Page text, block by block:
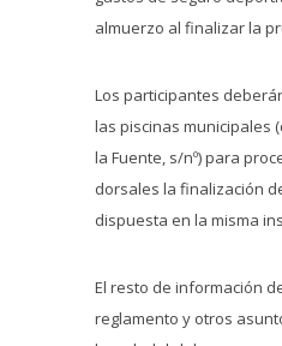
almuerzo al finalizar la
Los participantes
las piscinas municipales
la Fuente, s/nº) para
dorsales la finalización
dispuesta en la misma
El resto de información
reglamento y otros